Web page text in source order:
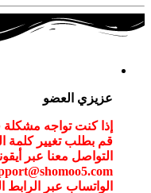
عزيزي العضو
إذا كنت تواجه
قم بطلب تغيير كلمة
التواصل معنا عبر